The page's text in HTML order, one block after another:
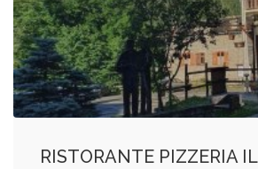
RISTORANTE PIZZERIA IL